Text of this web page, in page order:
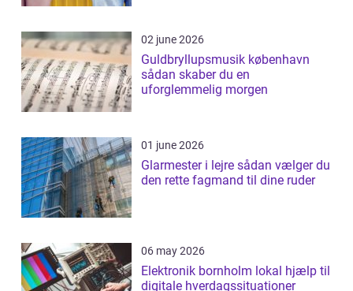
02 june 2026
Guldbryllupsmusik københavn
sådan skaber du en
uforglemmelig morgen
01 june 2026
Glarmester i lejre sådan vælger du
den rette fagmand til dine ruder
06 may 2026
Elektronik bornholm lokal hjælp til
digitale hverdagssituationer